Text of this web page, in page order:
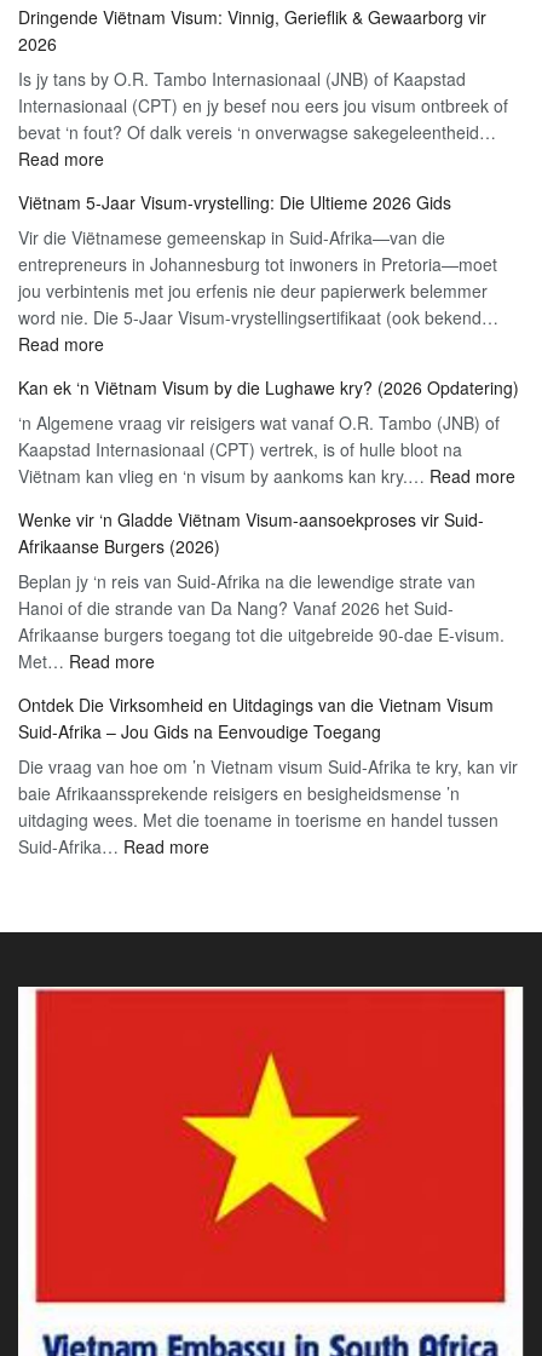
om
te
doen
vir
E-
visum
Toeris:
2026
Stap-
Gids
Dringende Viëtnam Visum: Vinnig, Gerieflik & Gewaarborg vir
2026
Is jy tans by O.R. Tambo Internasionaal (JNB) of Kaapstad
Internasionaal (CPT) en jy besef nou eers jou visum ontbreek of
bevat ‘n fout? Of dalk vereis ‘n onverwagse sakegeleentheid…
Read more:
Viëtnam
Visum:
Vinnig,
Gerieflik
&
Gewaarborg
2026
Viëtnam 5-Jaar Visum-vrystelling: Die Ultieme 2026 Gids
Vir die Viëtnamese gemeenskap in Suid-Afrika—van die
entrepreneurs in Johannesburg tot inwoners in Pretoria—moet
jou verbintenis met jou erfenis nie deur papierwerk belemmer
word nie. Die 5-Jaar Visum-vrystellingsertifikaat (ook bekend…
Read more:
5-
Jaar
Visum-
vrystelling:
Ultieme
2026
Gids
Kan ek ‘n Viëtnam Visum by die Lughawe kry? (2026 Opdatering)
‘n Algemene vraag vir reisigers wat vanaf O.R. Tambo (JNB) of
Kaapstad Internasionaal (CPT) vertrek, is of hulle bloot na
Viëtnam kan vlieg en ‘n visum by aankoms kan kry.… Read more:
Wenke vir ‘n Gladde Viëtnam Visum-aansoekproses vir Suid-
Afrikaanse Burgers (2026)
Beplan jy ‘n reis van Suid-Afrika na die lewendige strate van
Hanoi of die strande van Da Nang? Vanaf 2026 het Suid-
Afrikaanse burgers toegang tot die uitgebreide 90-dae E-visum.
Met… Read more:
vir
‘n
Gladde
Viëtnam
Visum-
aansoekproses
Afrikaanse
Ontdek Die Virksomheid en Uitdagings van die Vietnam Visum
Suid-Afrika – Jou Gids na Eenvoudige Toegang
Die vraag van hoe om ’n Vietnam visum Suid-Afrika te kry, kan vir
baie Afrikaanssprekende reisigers en besigheidsmense ’n
uitdaging wees. Met die toename in toerisme en handel tussen
Suid-Afrika… Read more:
Vietnam
Visum
Suid-
Afrika
–
Jou
Gids
na
Toegang